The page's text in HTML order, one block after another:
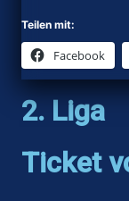
Teilen mit:
Facebook
2. Liga
Ticket